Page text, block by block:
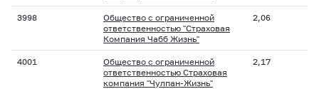
3998
Общество с ограниченной
ответственностью "Страховая
Компания Чабб Жизнь"
2,06
4001
Общество с ограниченной
ответственностью Страховая
компания "Чулпан-Жизнь"
2,17